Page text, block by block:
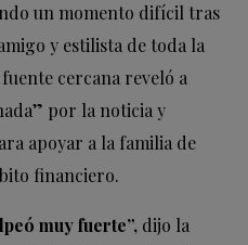
un momento difícil tras
y estilista de toda la
cercana reveló a
por la noticia y
apoyar a la familia de
financiero.
muy fuerte”, dijo la